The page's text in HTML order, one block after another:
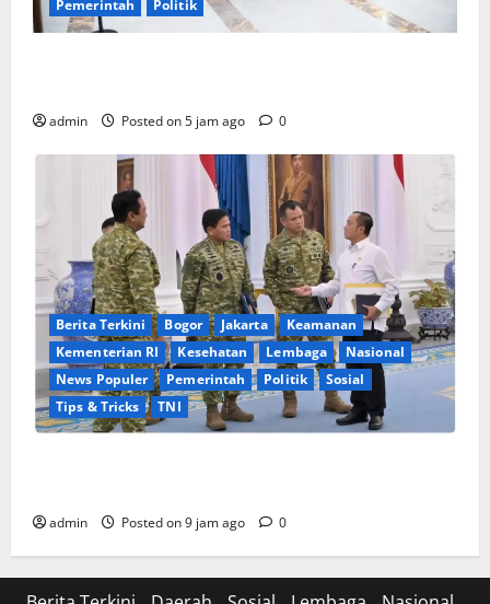
Pemerintah
Politik
admin Posted on 5 jam ago 0
Berita Terkini Bogor Jakarta
Keamanan
Kementerian RI
Kesehatan Lembaga
Nasional
News Populer
Pemerintah Politik
Sosial
Tips & Tricks
TNI
admin Posted on 9 jam ago 0